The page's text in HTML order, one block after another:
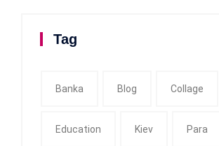
Tag
Banka Blog Collage
Education Kiev Para